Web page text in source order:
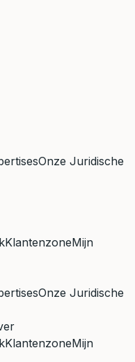
Onze Juridische
KlantenzoneMijn
Onze Juridische
KlantenzoneMijn